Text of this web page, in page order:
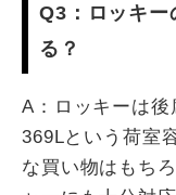
Q3：ロッキー
る？
A：ロッキーは後
369Lという荷室
な買い物はもち